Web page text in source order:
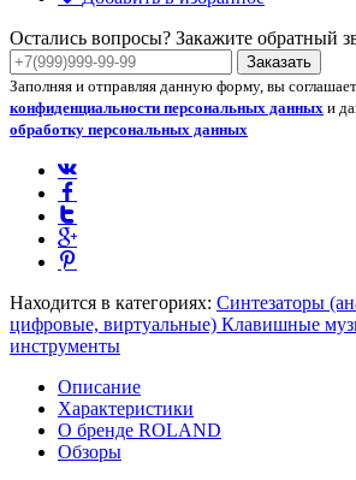
Остались вопросы? Закажите обратный
Заказать
Заполняя и отправляя данную форму, вы
конфиденциальности персональных данных и
обработку персональных данных
Находится в категориях: Синтезаторы
цифровые, виртуальные) Клавишные
инструменты
Описание
Характеристики
О бренде ROLAND
Обзоры